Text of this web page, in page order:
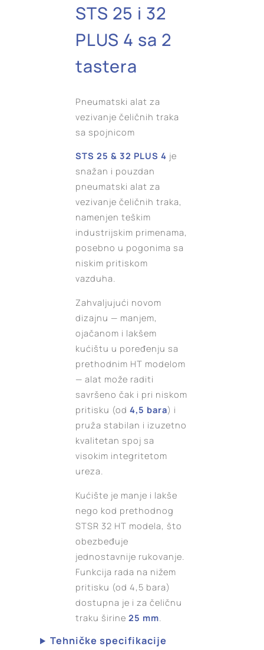
STS 25 i 32
PLUS 4 sa 2
tastera
Pneumatski alat za
vezivanje čeličnih traka
sa spojnicom
STS 25 & 32 PLUS 4 je
snažan i pouzdan
pneumatski alat za
vezivanje čeličnih traka,
namenjen teškim
industrijskim primenama,
posebno u pogonima sa
niskim pritiskom
vazduha.
Zahvaljujući novom
dizajnu — manjem,
ojačanom i lakšem
kućištu u poređenju sa
prethodnim HT modelom
— alat može raditi
savršeno čak i pri niskom
pritisku (od 4,5 bara) i
pruža stabilan i izuzetno
kvalitetan spoj sa
visokim integritetom
ureza.
Kućište je manje i lakše
nego kod prethodnog
STSR 32 HT modela, što
obezbeđuje
jednostavnije rukovanje.
Funkcija rada na nižem
pritisku (od 4,5 bara)
dostupna je i za čeličnu
traku širine 25 mm
Tehničke specifikacije